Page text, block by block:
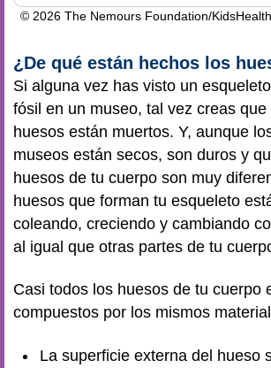
© 2026 The Nemours Foundation/
¿De qué están hechos los
Si alguna vez has visto un
fósil en un museo, tal vez creas que
huesos están muertos. Y, aunque
museos están secos, son duros y
huesos de tu cuerpo son muy
huesos que forman tu esqueleto
coleando, creciendo y cambiando
al igual que otras partes de tu
Casi todos los huesos de tu cuerpo
compuestos por los mismos
La superficie externa del hueso